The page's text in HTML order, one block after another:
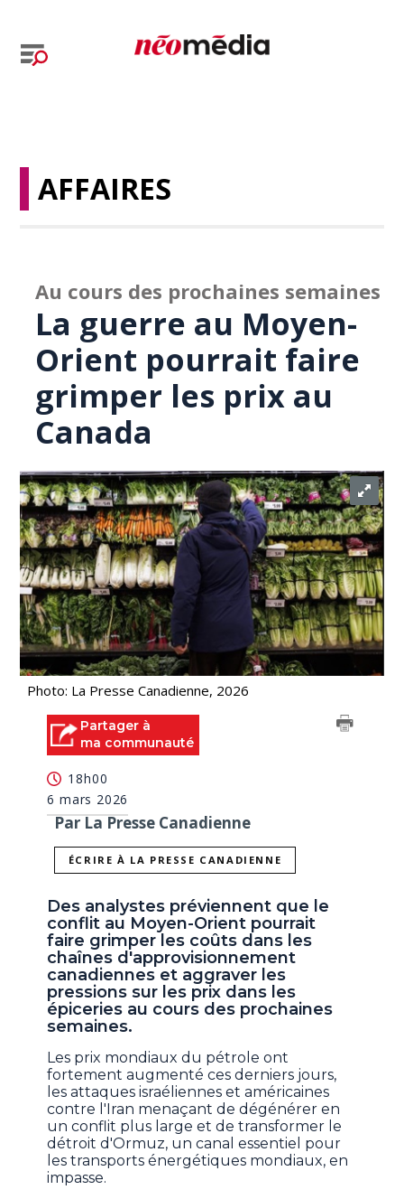
AFFAIRES
Au cours des prochaines semaines
La guerre au Moyen-
Orient pourrait faire
grimper les prix au
Canada
Photo: La Presse Canadienne, 2026
Partager à
ma communauté
18h00
6 mars 2026
Par La Presse Canadienne
ÉCRIRE À LA PRESSE CANADIENNE
Des analystes préviennent que le
conflit au Moyen-Orient pourrait
faire grimper les coûts dans les
chaînes d'approvisionnement
canadiennes et aggraver les
pressions sur les prix dans les
épiceries au cours des prochaines
semaines.
Les prix mondiaux du pétrole ont
fortement augmenté ces derniers jours,
les attaques israéliennes et américaines
contre l'Iran menaçant de dégénérer en
un conflit plus large et de transformer le
détroit d'Ormuz, un canal essentiel pour
les transports énergétiques mondiaux, en
impasse.